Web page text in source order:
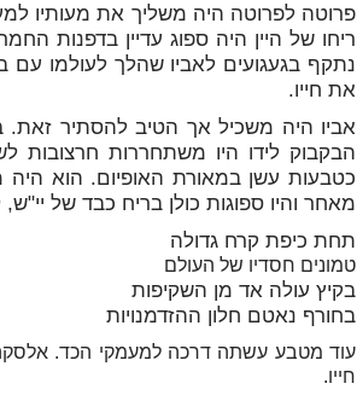
פרוטה לפרוטה היה משליך את מעותיו
ריחו של היין היה ספוג עדיין בדפנות
נתקף בגעגועים לאביו שהלך לעולמו עם
את חייו.
אביו היה משכיל אך הטיב להסתיר
הבקבוק לידו היו משתחררות חרצובות
כטבעות עשן במאורת האופיום. הוא
מאחר והיו ספוגות כולן בריח כבד של
תחת כיפת קרח גדולה
טמונים חסדיו של העולם
בקיץ עולה אד מן השקיפות
בחורף נאטם חלון ההזדמנויות
עוד מטבע עשתה דרכה למעמקי הכד. אלסקה
חייו.